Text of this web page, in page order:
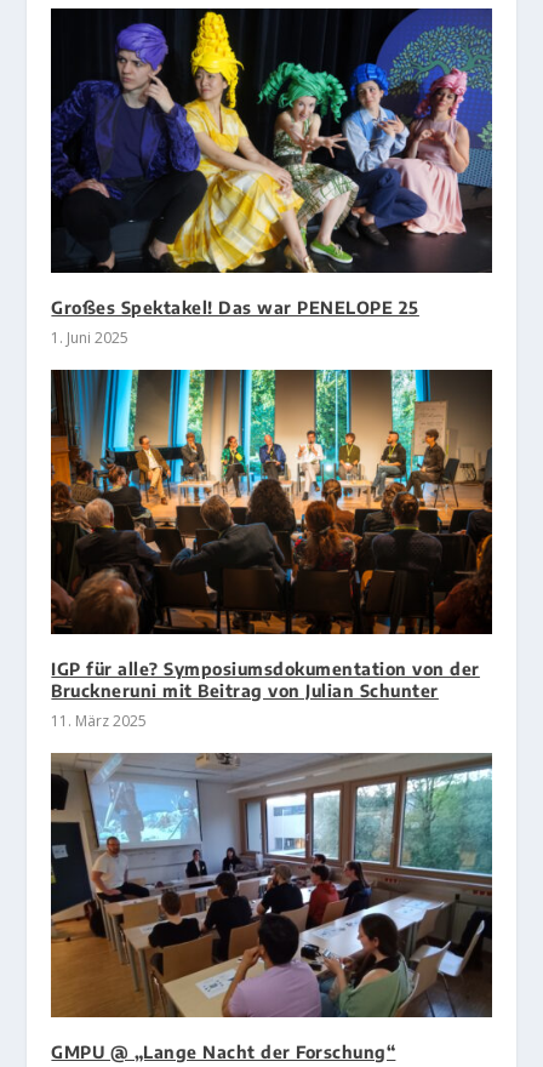
Großes Spektakel! Das war PENELOPE 25
1. Juni 2025
IGP für alle? Symposiumsdokumentation von der
Bruckneruni mit Beitrag von Julian Schunter
11. März 2025
GMPU @ „Lange Nacht der Forschung“